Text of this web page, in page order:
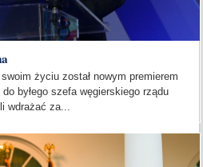
życiu został nowym premierem
byłego szefa węgierskiego rządu
wdrażać za...